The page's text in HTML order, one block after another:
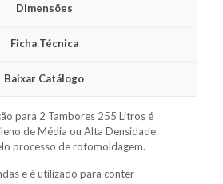
Dimensões
Ficha Técnica
Baixar Catálogo
para 2 Tambores 255 Litros é
de Média ou Alta Densidade
processo de rotomoldagem.
e é utilizado para conter